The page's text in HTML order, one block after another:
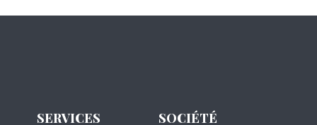
SERVICES SOCIÉTÉ